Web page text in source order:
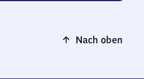
Nach oben